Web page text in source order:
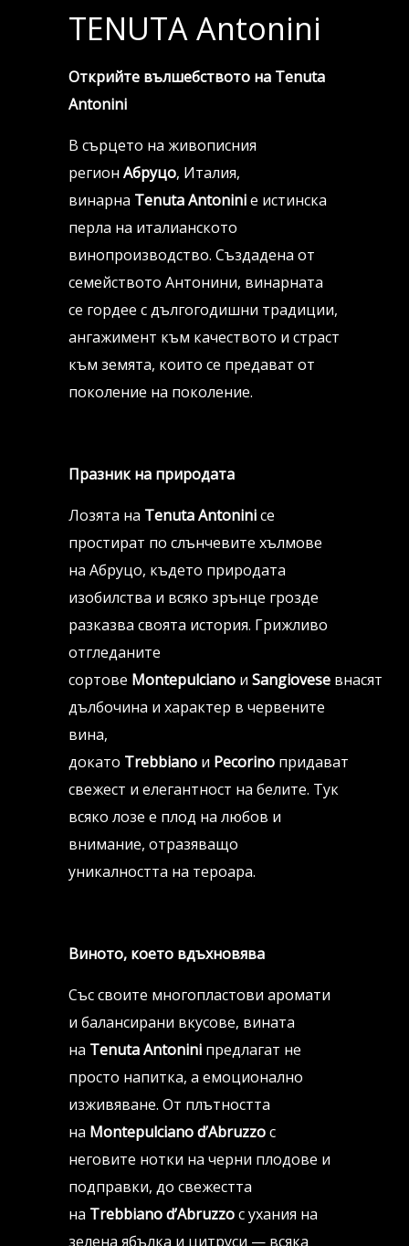
TENUTA Antonini
Открийте вълшебството на Tenuta
Antonini
В сърцето на живописния
регион Абруцо, Италия,
винарна Tenuta Antoniniе истинска
перла на италианското
винопроизводство. Създадена от
семейството Антонини, винарната
се гордее с дългогодишни традиции,
ангажимент към качеството и страст
към земята, които се предават от
поколение на поколение.
Празник на природата
Лозята на Tenuta Antoniniсе
простират по слънчевите хълмове
на Абруцо, където природата
изобилства и всяко зрънце грозде
разказва своята история. Грижливо
отгледаните
сортове Montepulciano и Sangiovese внасят
дълбочина и характер в червените
вина,
докато Trebbiano и Pecorino придават
свежест и елегантност на белите. Тук
всяко лозе е плод на любов и
внимание, отразяващо
уникалността на тероара.
Виното, което вдъхновява
Със своите многопластови аромати
и балансирани вкусове, вината
на Tenuta Antonini предлагат не
просто напитка, а емоционално
изживяване. От плътността
на Montepulciano d’Abruzzoс
неговите нотки на черни плодове и
подправки, до свежестта
на Trebbiano d’Abruzzoс ухания на
зелена ябълка и цитруси — всяка